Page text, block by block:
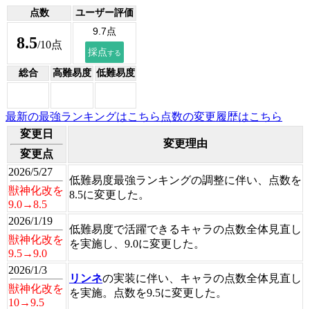
点数 ユーザー評価
8.5/10点
総合 高難易度 低難易度
最新の最強ランキングはこちら 点数の変更履歴はこちら
変更日
変更点
変更理由
2026/5/27
獣神化改を
9.0→8.5
低難易度最強ランキングの調整に伴い、点数を
8.5に変更した。
2026/1/19
獣神化改を
9.5→9.0
低難易度で活躍できるキャラの点数全体見直し
を実施し、9.0に変更した。
2026/1/3
獣神化改を
10→9.5
リンネの実装に伴い、キャラの点数全体見直し
を実施。点数を9.5に変更した。